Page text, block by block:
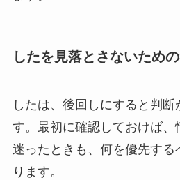
したを見落とさないため
したは、後回しにすると判
す。最初に確認しておけば、
迷ったときも、何を優先する
ります。